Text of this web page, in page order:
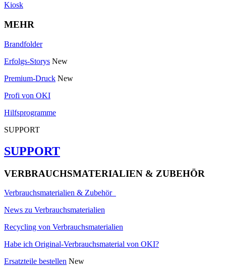
Kiosk
MEHR
Brandfolder
Erfolgs-Storys New
Premium-Druck New
Profi von OKI
Hilfsprogramme
SUPPORT
SUPPORT
VERBRAUCHSMATERIALIEN & ZUBEHÖR
Verbrauchsmaterialien & Zubehör
News zu Verbrauchsmaterialien
Recycling von Verbrauchsmaterialien
Habe ich Original-Verbrauchsmaterial von OKI?
Ersatzteile bestellen New